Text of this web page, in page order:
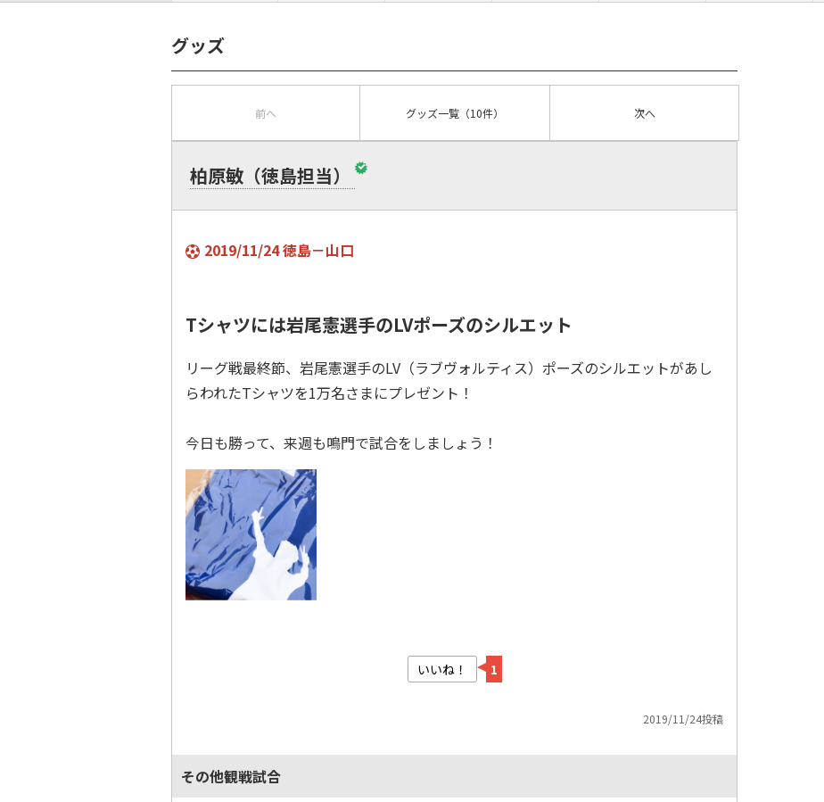
グッズ
前へ グッズ一覧 （10件） 次へ
柏原敏（徳島担当）
2019/11/24 徳島－山口
Tシャツには岩尾憲選手のLVポーズのシルエット
リーグ戦最終節、岩尾憲選手のLV（ラブヴォルティス）ポーズのシルエットがあし
らわれたTシャツを1万名さまにプレゼント！
今日も勝って、来週も鳴門で試合をしましょう！
いいね！ 1
2019/11/24投稿
その他観戦試合